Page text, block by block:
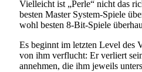
Vielleicht ist „Perle“ nicht das
besten Master System-Spiele
wohl besten 8-Bit-Spiele
Es beginnt im letzten Level des
von ihm verflucht: Er verliert
annehmen, die ihm jeweils